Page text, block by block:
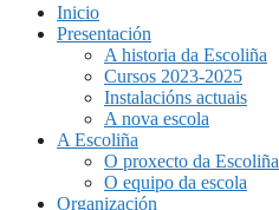
Inicio
Presentación
A historia da Escoliña
Cursos 2023-2025
Instalacións actuais
A nova escola
A Escoliña
O proxecto da Escoliña
O equipo da escola
Organización